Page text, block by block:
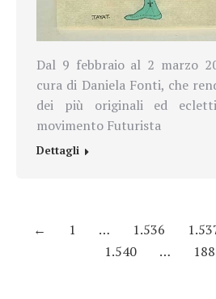
Dal 9 febbraio al 2 marzo
cura di Daniela Fonti, che
dei più originali ed
movimento Futurista
Dettagli
← 1 … 1.536
1.540
…